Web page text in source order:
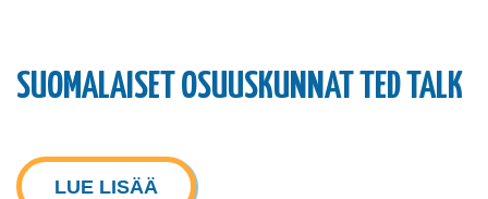
SUOMALAISET OSUUSKUNNAT TED TALK
LUE LISÄÄ